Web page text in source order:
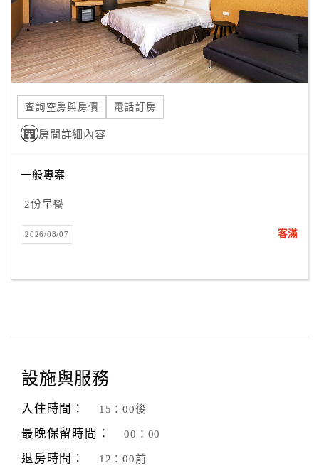
查詢空房與房價 電話訂房
房間詳細內容
一般專案
2份早餐
2026/08/07 客滿
設施與服務
入住時間： 15：00後
最晚保留時間： 00：00
退房時間： 12：00前